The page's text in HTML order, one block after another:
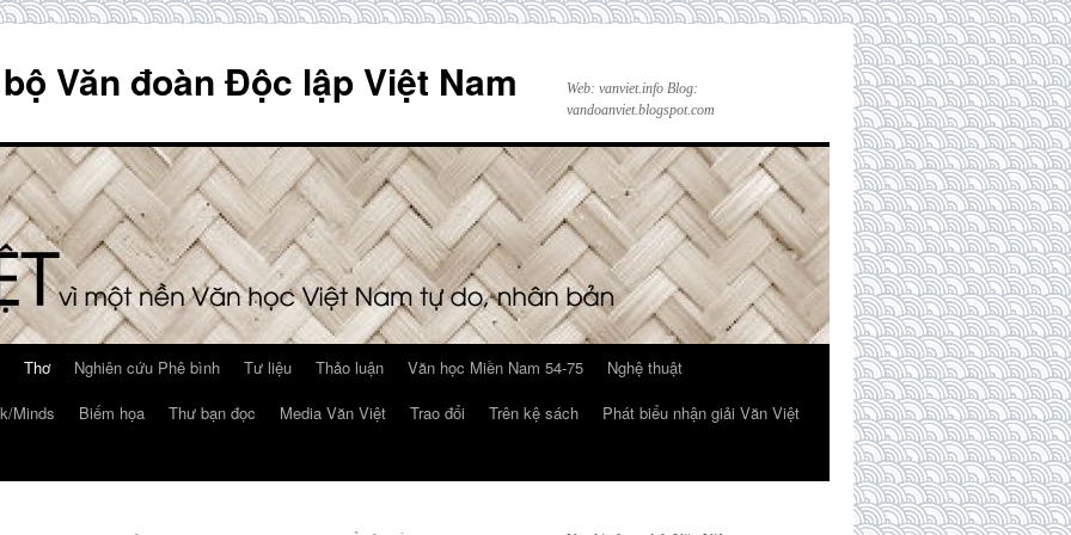
Văn đoàn Độc lập Việt Nam
Web: vanviet.info Blog:
vandoanviet.blogspot.com
Thơ Nghiên cứu Phê bình Tư liệu Thảo luận Văn học Miền Nam 54-75
Nghệ thuật
Minds Biếm họa Thư bạn đọc Media Văn Việt Trao đổi Trên kệ sách
Phát biểu nhận giải Văn Việt